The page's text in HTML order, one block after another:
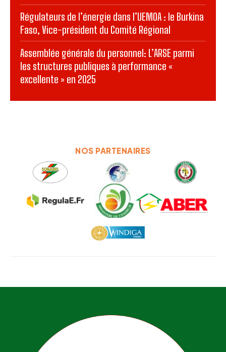
Régulateurs de l’énergie dans l’UEMOA : le Burkina
Faso, Vice-président du Comité Régional
Assemblée générale du personnel: L’ARSE parmi
les structures publiques à performance «
excellente » en 2025
NOS PARTENAIRES